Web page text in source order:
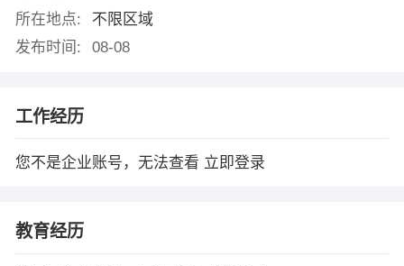
所在地点:
不限区域
发布时间:
08-08
工作经历
您不是企业账号，无法查看 立即登录
教育经历